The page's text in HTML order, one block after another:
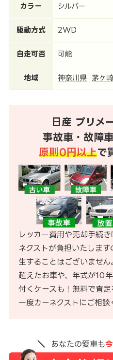
カラー シルバー
駆動方式 2WD
自走可否 可能
地域 神奈川県 茅ヶ
日産 プリメ
事故車・故障
原則0円以上で
レッカー費用や売却手続
ネクストが負担いたしま
生することはございませ
超えたお車や、年式が10
付くケースも！無料で査定
一度カーネクストにご相談
あなたの愛車も